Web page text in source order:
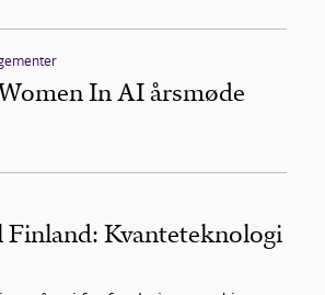
In AI årsmøde
Kvanteteknologi